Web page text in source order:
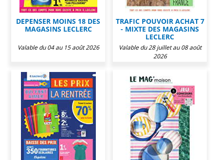
DEPENSER MOINS 18 DES
MAGASINS LECLERC
Valable du 04 au 15 août 2026
TRAFIC POUVOIR ACHAT 7
- MIXTE DES MAGASINS
LECLERC
Valable du 28 juillet au 08 août
2026